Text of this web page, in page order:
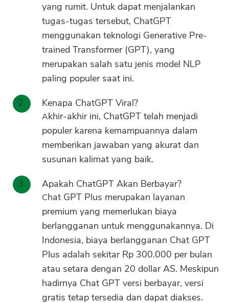
yang rumit. Untuk dapat menjalankan
tugas-tugas tersebut, ChatGPT
menggunakan teknologi Generative Pre-
trained Transformer (GPT), yang
merupakan salah satu jenis model NLP
paling populer saat ini.
Kenapa ChatGPT Viral?
Akhir-akhir ini, ChatGPT telah menjadi
populer karena kemampuannya dalam
memberikan jawaban yang akurat dan
susunan kalimat yang baik.
Apakah ChatGPT Akan Berbayar?
Chat GPT Plus merupakan layanan
premium yang memerlukan biaya
berlangganan untuk menggunakannya. Di
Indonesia, biaya berlangganan Chat GPT
Plus adalah sekitar Rp 300.000 per bulan
atau setara dengan 20 dollar AS. Meskipun
hadirnya Chat GPT versi berbayar, versi
gratis tetap tersedia dan dapat diakses.